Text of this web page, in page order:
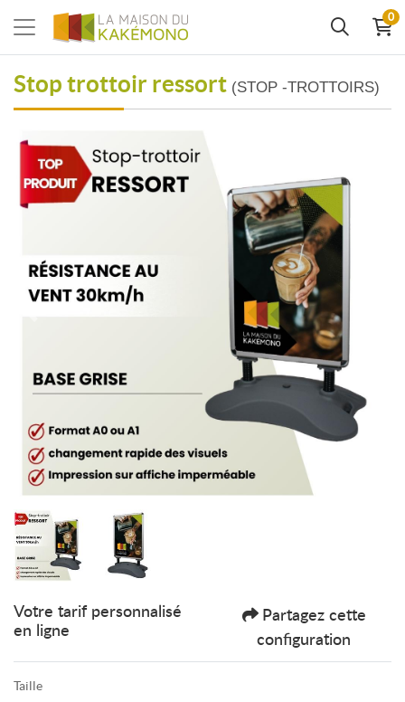
0
Stop trottoir ressort (STOP -TROTTOIRS)
Votre tarif personnalisé
en ligne
Partagez cette
configuration
Taille